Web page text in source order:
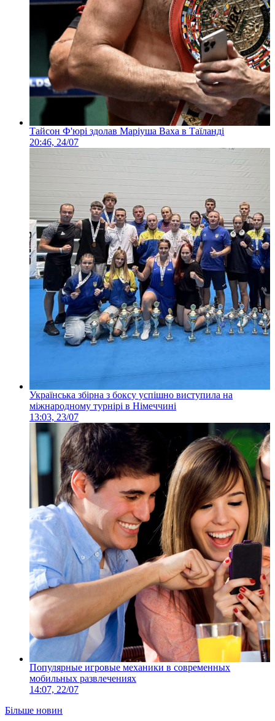
Тайсон Ф'юрі здолав Маріуша Ваха в Таїланді
20:46, 24/07
Українська збірна з боксу успішно виступила на
міжнародному турнірі в Німеччині
13:03, 23/07
Популярные игровые механики в современных
мобильных развлечениях
14:07, 22/07
Більше новин